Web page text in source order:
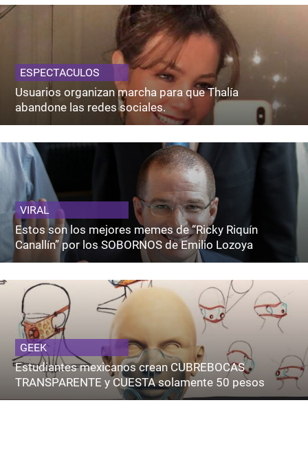
ESPECTACULOS
Usuarios organizan marcha para que Thalía
abandone las redes sociales.
VIRAL
Estos son los mejores memes de “Ricky Riquín
Canallín” por los SOBORNOS de Emilio Lozoya
GEEK
Estudiantes mexicanos crean CUBREBOCAS
TRANSPARENTE y CUESTA solamente 50 pesos